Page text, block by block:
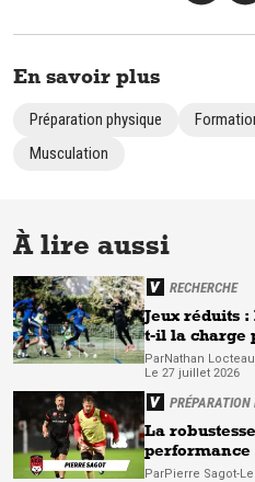
En savoir plus
Préparation physique
Musculation
À lire aussi
RECHERCHE
Jeux réduits
t-il la charge
ParNathan
Le 27 juillet 2026
PRÉPARATION
La
performance
ParPierre Sagot-